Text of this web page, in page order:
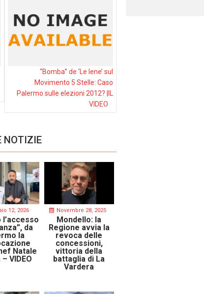
“Bomba” de ‘Le Iene’ sul
Movimento 5 Stelle: Caso
Palermo sulle elezioni 2012? |IL
VIDEO
NOTIZIE
12, 2026
l’accesso
da
la
Natale
VIDEO
Novembre 28, 2025
Mondello: la
Regione avvia la
revoca delle
concessioni,
vittoria della
battaglia di La
Vardera